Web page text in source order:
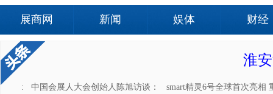
展商网 新闻 娱体 财经
淮
谈: 中国会展人大会创始人陈旭访谈： smart精灵6号全球首次亮相